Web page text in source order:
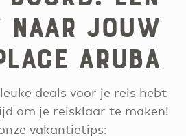
jouw
Aruba
deals voor je reis hebt
om je reisklaar te maken!
vakantietips: